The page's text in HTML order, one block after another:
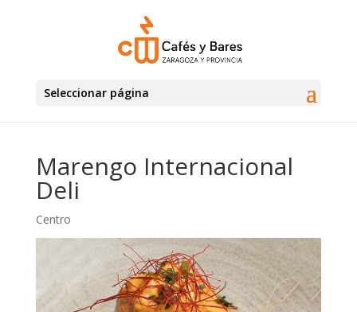
Seleccionar página
Marengo Internacional
Deli
Centro